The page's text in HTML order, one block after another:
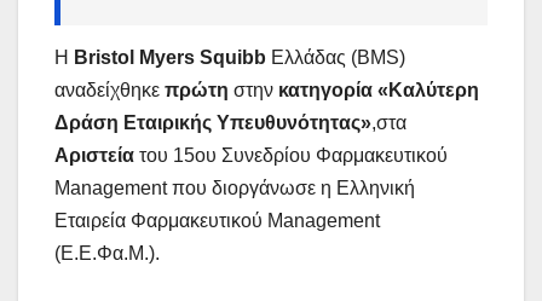
Η Bristol Myers Squibb Ελλάδας (BMS)
αναδείχθηκε πρώτη στην κατηγορία «Καλύτερη
Δράση Εταιρικής Υπευθυνότητας»,στα
Αριστεία του 15ου Συνεδρίου Φαρμακευτικού
Management που διοργάνωσε η Ελληνική
Εταιρεία Φαρμακευτικού Management
(Ε.Ε.Φα.Μ.).